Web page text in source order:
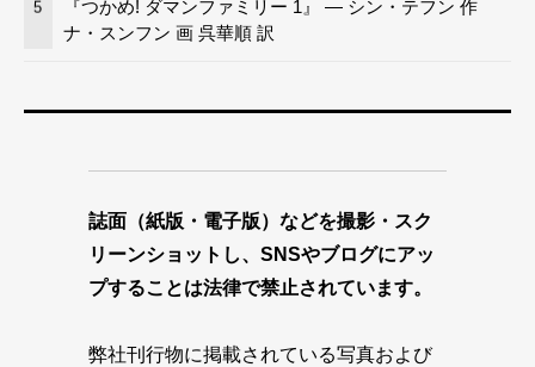
5
『つかめ! ダマンファミリー 1』 — シン・テフン 作
ナ・スンフン 画 呉華順 訳
誌面（紙版・電子版）などを撮影・スク
リーンショットし、SNSやブログにアッ
プすることは法律で禁止されています。
弊社刊行物に掲載されている写真および